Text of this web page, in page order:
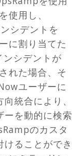
使用し、
シデントを
に割り当てた
シデントが
れた場合、そ
ユーザーに
統合により、
を動的に検索
のカスタ
ることができ